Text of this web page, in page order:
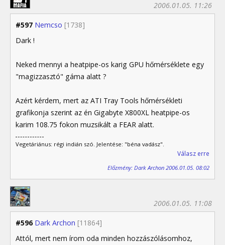
#597 Nemcso [1738]
2006.01.05. 11:26
Dark !
Neked mennyi a heatpipe-os karig GPU hőmérséklete egy
"magizzasztó" gáma alatt ?
Azért kérdem, mert az ATI Tray Tools hőmérsékleti
grafikonja szerint az én Gigabyte X800XL heatpipe-os
karim 108.75 fokon muzsikált a FEAR alatt.
Vegetáriánus: régi indián szó. Jelentése: "béna vadász".
Válasz erre
Előzmény: Dark Archon 2006.01.05. 08:02
#596 Dark Archon [11864]
2006.01.05. 11:08
Attól, mert nem írom oda minden hozzászólásomhoz,